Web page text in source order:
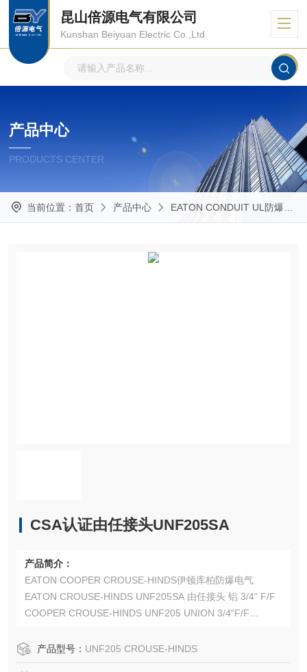
昆山倍源电气有限公司
Kunshan Beiyuan Electric Co.,Ltd
产品中心
PRODUCTS CENTER
当前位置： 首页 产品中心 EATON CONDUIT UL防爆管件
CSA认证由任接头UNF205SA
产品简介：
EATON COOPER CROUSE-HINDS伊顿库柏防爆电气
EATON CROUSE-HINDS UNF205SA 由任接头 铝 3/4“ F/F
COOPER CROUSE-HINDS UNF205 UNION 3/4“F/F
EATON CROUSE-HINDS总代理-Kunshan Beiyuan Electric
产品型号： UNF205 CROUSE-HINDS